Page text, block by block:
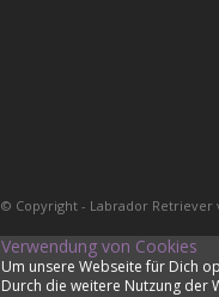
© Copyright - Labrador Retriever
Verwendung von Cookies
Um unsere Webseite für Dich
Durch die weitere Nutzung der